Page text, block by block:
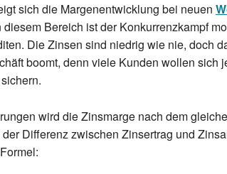
sich die Margenentwicklung bei neuen
Bereich ist der Konkurrenzkampf
Die Zinsen sind niedrig wie nie, doch
boomt, denn viele Kunden wollen sich
wird die Zinsmarge nach dem
Differenz zwischen Zinsertrag und